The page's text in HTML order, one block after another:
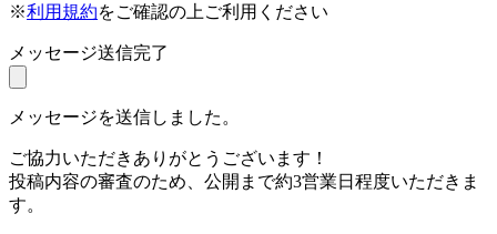
※利用規約をご確認の上ご利用ください
メッセージ送信完了
メッセージを送信しました。
ご協力いただきありがとうございます！
投稿内容の審査のため、公開まで約3営業日程度いただきま
す。